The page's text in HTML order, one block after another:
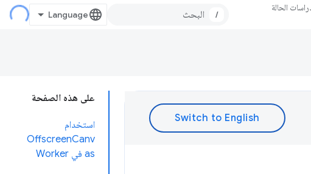
الحالة
/
على هذه الصفحة
استخدام
OffscreenCanv
as في Worker